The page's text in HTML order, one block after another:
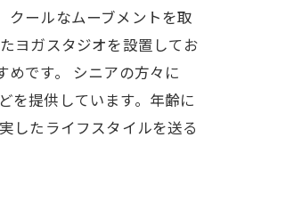
クールなムーブメントを取
ヨガスタジオを設置してお
めです。 シニアの方々に
を提供しています。年齢に
したライフスタイルを送る